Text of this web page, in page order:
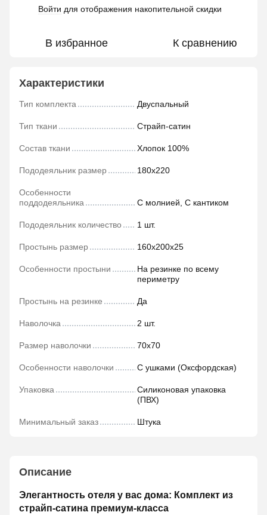
Войти для отображения накопительной скидки
В избранное К сравнению
Характеристики
Тип комплекта Двуспальный
Тип ткани Страйп-сатин
Состав ткани Хлопок 100%
Пододеяльник размер 180х220
Особенности
поддодеяльника
С молнией, С кантиком
Пододеяльник количество 1 шт.
Простынь размер 160х200х25
Особенности простыни
На резинке по всему
периметру
Простынь на резинке Да
Наволочка 2 шт.
Размер наволочки 70х70
Особенности наволочки С ушками (Оксфордская)
Упаковка
Силиконовая упаковка
(ПВХ)
Минимальный заказ Штука
Описание
Элегантность отеля у вас дома: Комплект из
страйп-сатина премиум-класса